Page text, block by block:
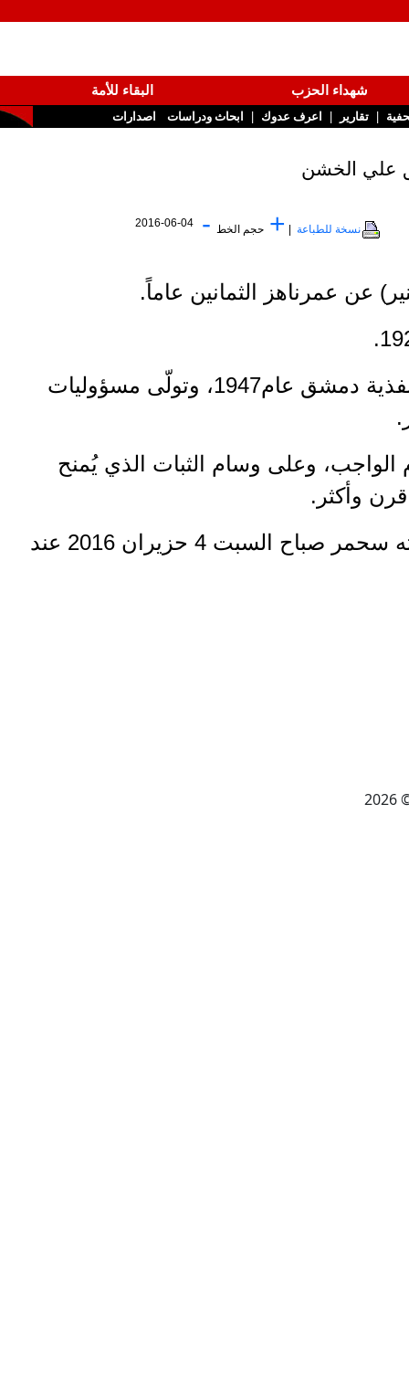
شهداء الحزب
البقاء للأمة
تقارير |اعرف عدوك|ابحاث ودراسات اصدارات
الخشن
نسخة للطباعة |
+حجم الخط-
2016-06-04
الثمانين عاماً.
انتمى إلى الحزب السوري القومي الاجتماعي في منفذية دمشق عام1947، وتولّى مسؤوليات
وعلى وسام الثبات الذي يُمنح
يُشيّع الرفيق الراحل في مأتم حزبي وشعبي في بلدته سحمر صباح السبت 4 حزيران 2016 عند